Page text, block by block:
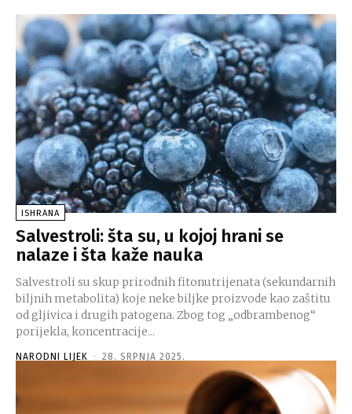
ISHRANA
Salvestroli: šta su, u kojoj hrani se
nalaze i šta kaže nauka
Salvestroli su skup prirodnih fitonutrijenata (sekundarnih
biljnih metabolita) koje neke biljke proizvode kao zaštitu
od gljivica i drugih patogena. Zbog tog „odbrambenog“
porijekla, koncentracije...
NARODNI LIJEK - 28. SRPNJA 2025.